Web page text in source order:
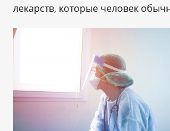
лекарств, которые человек